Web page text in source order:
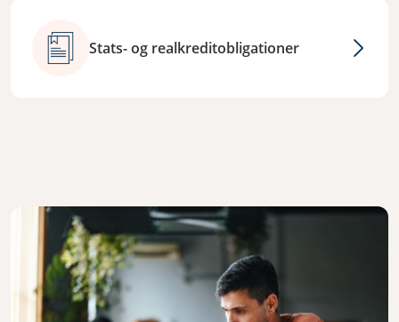
Stats- og realkreditobligationer